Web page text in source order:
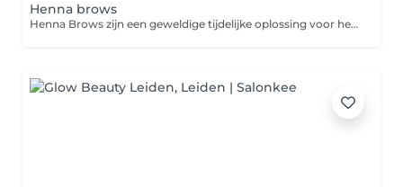
Henna brows
Henna Brows zijn een geweldige tijdelijke oplossing voor het verven van je wenkbrauwen. Henna is een plantaardige verf die niet alleen de haartjes kleurt, maar ook de huid eronder voor een voller effect. Dit is een geweldige keuze voor wie geen permanente oplossing zoekt, maar wel een langdurig resultaat van ongeveer 1 tot 3 weken wil.